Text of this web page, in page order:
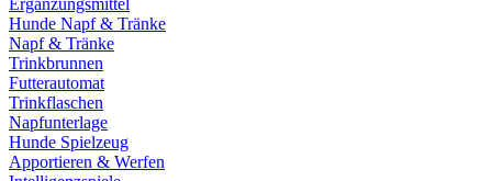
Ergänzungsmittel
Hunde Napf & Tränke
Napf & Tränke
Trinkbrunnen
Futterautomat
Trinkflaschen
Napfunterlage
Hunde Spielzeug
Apportieren & Werfen